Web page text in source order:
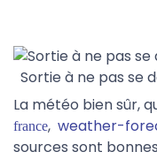
Sortie à ne pas se
La météo bien sûr,
france, weather-
sources sont